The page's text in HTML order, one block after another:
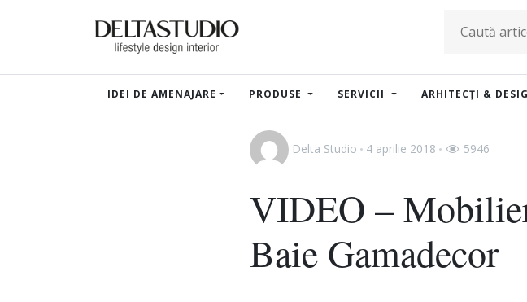
IDEI DE AMENAJARE PRODUSE SERVICII ARHITECȚI &
Delta Studio 4 aprilie 2018 5946
VIDEO –
Baie Gamadecor